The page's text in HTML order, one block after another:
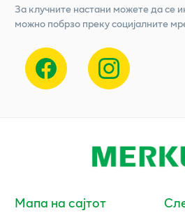
За клучните настани можете да се
можно побрзо преку социјалните
Мапа на сајтот